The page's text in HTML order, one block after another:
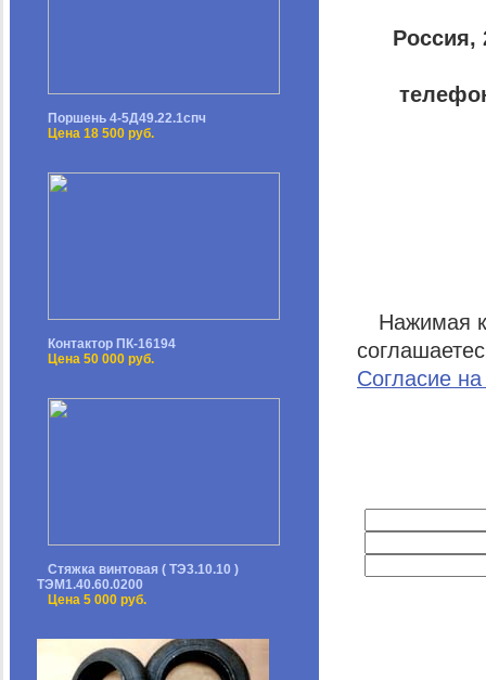
Поршень 4-5Д49.22.1спч
Цена 18 500 руб.
Контактор ПК-16194
Цена 50 000 руб.
Стяжка винтовая ( ТЭ3.10.10 )
ТЭМ1.40.60.0200
Цена 5 000 руб.
Россия,
Нажимая
Согласие